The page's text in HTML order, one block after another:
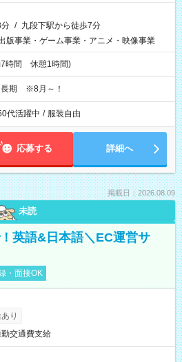
/ 九段下駅から徒歩7分
版事業・ゲーム事業・アニメ・映像事業
7時間 休憩1時間)
長期 ※8月～！
代活躍中 / 服装自由
応募する 詳細へ
掲載日：2026.08.09
未読
英語&日本語＼EC運営サ
・面接OK
り
交通費支給